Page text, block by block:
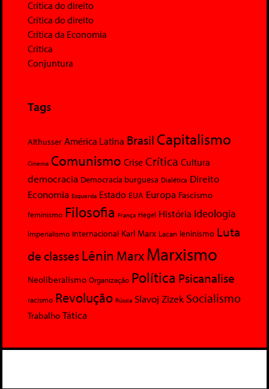
Crítica do direito
Crítica do direito
Crítica da Economia
Crítica
Conjuntura
Tags
Althusser América Latina Brasil Capitalismo
Cinema Comunismo Crise Crítica Cultura
democracia Democracia burguesa Dialética Direito
Economia Esquerda Estado EUA Europa Fascismo
feminismo Filosofia França Hegel História Ideologia
Imperialismo Internacional Karl Marx Lacan leninismo Luta
de classesLênin MarxMarxismo
Neoliberalismo Organização Política Psicanalise
racismo Revolução Rússia Slavoj Zizek Socialismo
Trabalho Tática